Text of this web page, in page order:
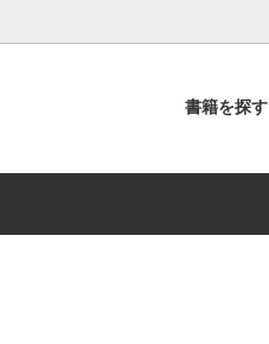
書籍を探す